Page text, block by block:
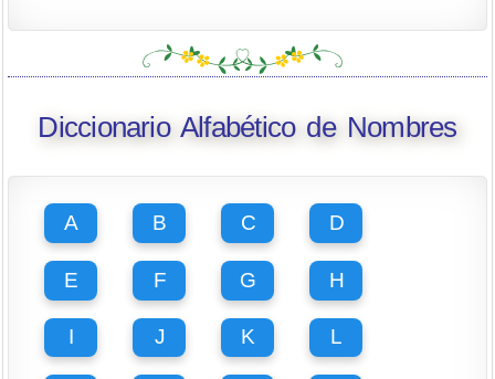
Diccionario Alfabético de Nombres
A B C D
E F G H
I J K L